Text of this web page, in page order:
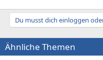
Du musst dich einloggen
Ähnliche Themen